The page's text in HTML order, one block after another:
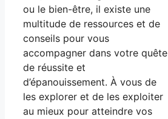
ou le bien-être, il existe une
multitude de ressources et de
conseils pour vous
accompagner dans votre quête
de réussite et
d’épanouissement. À vous de
les explorer et de les exploiter
au mieux pour atteindre vos